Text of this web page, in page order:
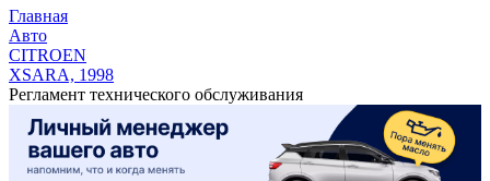
Главная
Авто
CITROEN
XSARA, 1998
Регламент технического обслуживания